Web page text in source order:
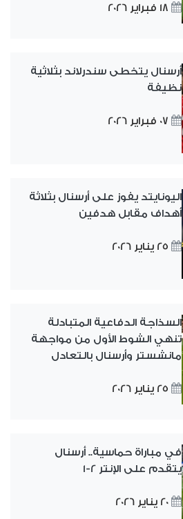
18 فبراير 2026
أرسنال يتخطى سندرلاند بثلاثية
نظيفة
07 فبراير 2026
اليونايتد يفوز على أرسنال بثلاثة
أهداف مقابل هدفين
25 يناير 2026
السذاجة الدفاعية المتبادلة
تنهي الشوط الأول من مواجهة
مانشستر وأرسنال بالتعادل
25 يناير 2026
في مباراة حماسية.. أرسنال
يتقدم على الإنتر 2-1
20 يناير 2026